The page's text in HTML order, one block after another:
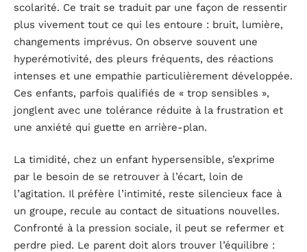
scolarité. Ce trait se traduit par une façon de ressentir
plus vivement tout ce qui les entoure : bruit, lumière,
changements imprévus. On observe souvent une
hyperémotivité, des pleurs fréquents, des réactions
intenses et une empathie particulièrement développée.
Ces enfants, parfois qualifiés de « trop sensibles »,
jonglent avec une tolérance réduite à la frustration et
une anxiété qui guette en arrière-plan.
La timidité, chez un enfant hypersensible, s’exprime
par le besoin de se retrouver à l’écart, loin de
l’agitation. Il préfère l’intimité, reste silencieux face à
un groupe, recule au contact de situations nouvelles.
Confronté à la pression sociale, il peut se refermer et
perdre pied. Le parent doit alors trouver l’équilibre :